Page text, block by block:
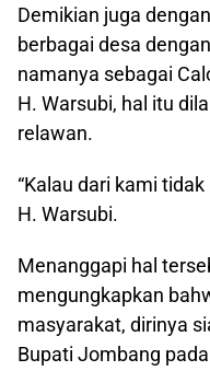
Demikian juga
berbagai desa
namanya sebagai
H. Warsubi, hal itu
relawan.
“Kalau dari kami
H. Warsubi.
Menanggapi hal
mengungkapkan
masyarakat, dirinya
Bupati Jombang